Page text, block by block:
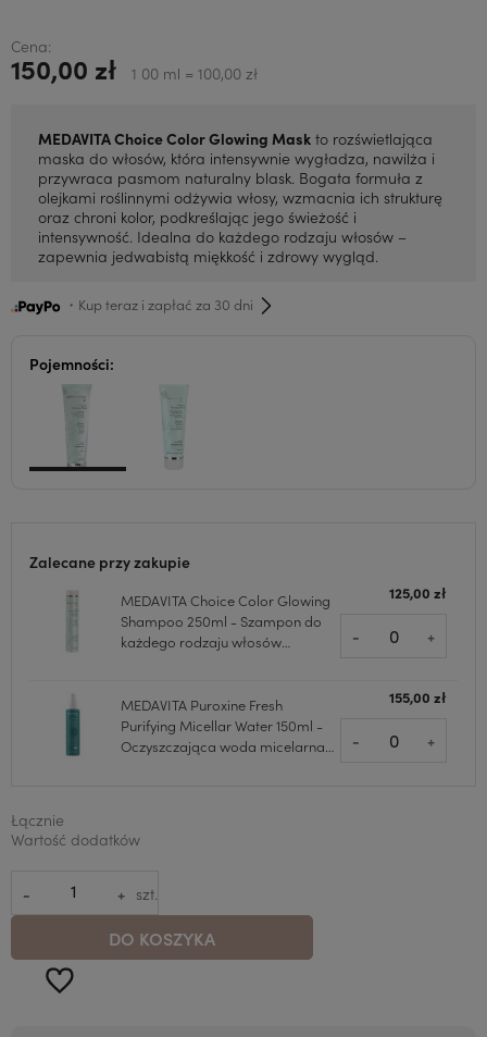
Cena:
150,00 zł 1 00 ml = 100,00 zł
MEDAVITA Choice Color Glowing Mask to rozświetlająca
maska do włosów, która intensywnie wygładza, nawilża i
przywraca pasmom naturalny blask. Bogata formuła z
olejkami roślinnymi odżywia włosy, wzmacnia ich strukturę
oraz chroni kolor, podkreślając jego świeżość i
intensywność. Idealna do każdego rodzaju włosów –
zapewnia jedwabistą miękkość i zdrowy wygląd.
・Kup teraz i zapłać za 30 dni
Zalecane przy zakupie
MEDAVITA Choice Color Glowing
Shampoo 250ml - Szampon do
każdego rodzaju włosów
125,00 zł
- +
MEDAVITA Puroxine Fresh
Purifying Micellar Water 150ml -
Oczyszczająca woda micelarna
155,00 zł
- +
Łącznie
Wartość dodatków
+
- szt.
DO KOSZYKA